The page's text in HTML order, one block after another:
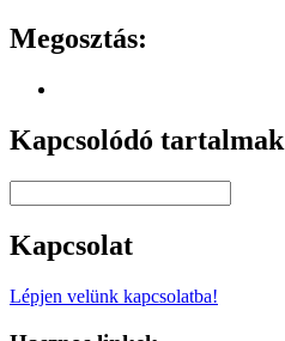
Megosztás:
Kapcsolódó tartalmak
Kapcsolat
Lépjen velünk kapcsolatba!